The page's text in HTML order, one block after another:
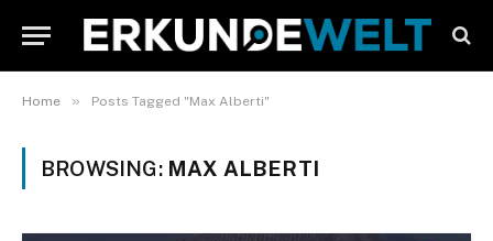
Home » Posts Tagged "Max Alberti"
BROWSING: MAX ALBERTI